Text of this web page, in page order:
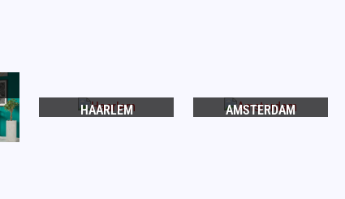
HAARLEM
AMSTERDAM